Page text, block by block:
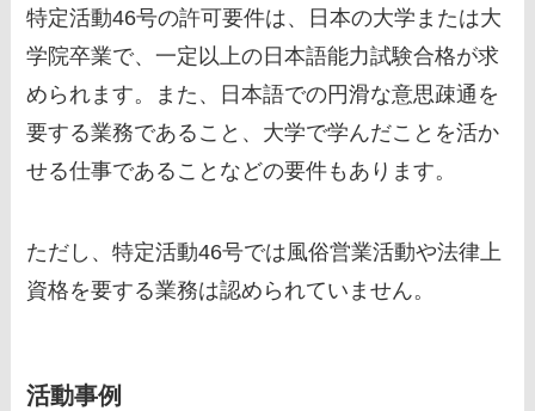
特定活動46号の許可要件は、日本の大学または大
学院卒業で、一定以上の日本語能力試験合格が求
められます。また、日本語での円滑な意思疎通を
要する業務であること、大学で学んだことを活か
せる仕事であることなどの要件もあります。
ただし、特定活動46号では風俗営業活動や法律上
資格を要する業務は認められていません。
活動事例